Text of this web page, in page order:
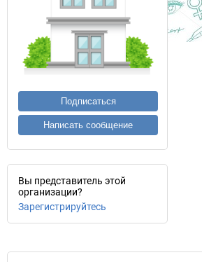
Подписаться
Написать сообщение
Вы представитель этой
организации?
Зарегистрируйтесь